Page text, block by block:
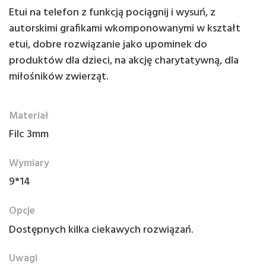
Etui na telefon z funkcją pociągnij i wysuń, z
autorskimi grafikami wkomponowanymi w kształt
etui, dobre rozwiązanie jako upominek do
produktów dla dzieci, na akcję charytatywną, dla
miłośników zwierząt.
Materiał
Filc 3mm
Wymiary
9*14
Opcje
Dostępnych kilka ciekawych rozwiązań.
Uwagi